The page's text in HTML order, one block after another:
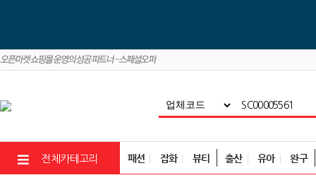
전체카테고리 패션 잡화 뷰티 출산 유아 완구